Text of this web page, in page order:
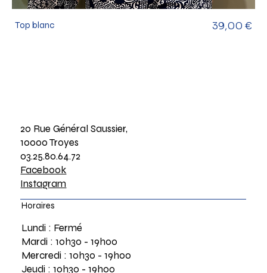
Top blanc Prix
39,00 €
20 Rue Général Saussier,
10000 Troyes
03.25.80.64.72
Facebook
Instagram
Horaires
Lundi : Fermé
Mardi : 10h30 - 19h00
Mercredi : 10h30 - 19h00
Jeudi : 10h30 - 19h00